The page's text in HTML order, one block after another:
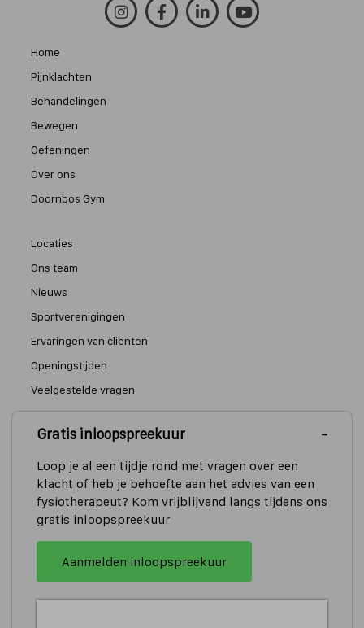
Home
Pijnklachten
Behandelingen
Bewegen
Oefeningen
Over ons
Doornbos Gym
Locaties
Ons team
Nieuws
Sportverenigingen
Ervaringen van cliënten
Openingstijden
Veelgestelde vragen
Algemene informatie en tarieven
Privacyverklaring
Cookieverklaring
Copyright en disclaimer
Gratis inloopspreekuur
Loop je al een tijdje rond met vragen over een
klacht of heb je behoefte aan het advies van een
fysiotherapeut? Kom vrijblijvend langs tijdens ons
gratis inloopspreekuur
Aanmelden inloopspreekuur